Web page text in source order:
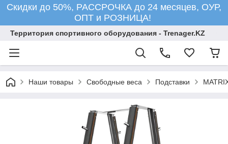
Скидки до 50%, РАССРОЧКА до 24 месяцев, ОУР,
ОПТ и РОЗНИЦА!
Территория спортивного оборудования - Trenager.KZ
Наши товары Свободные веса Подставки